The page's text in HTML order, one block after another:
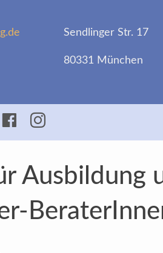
Sendlinger Str. 17
80331 München
Facebook
Insta
Ausbildung